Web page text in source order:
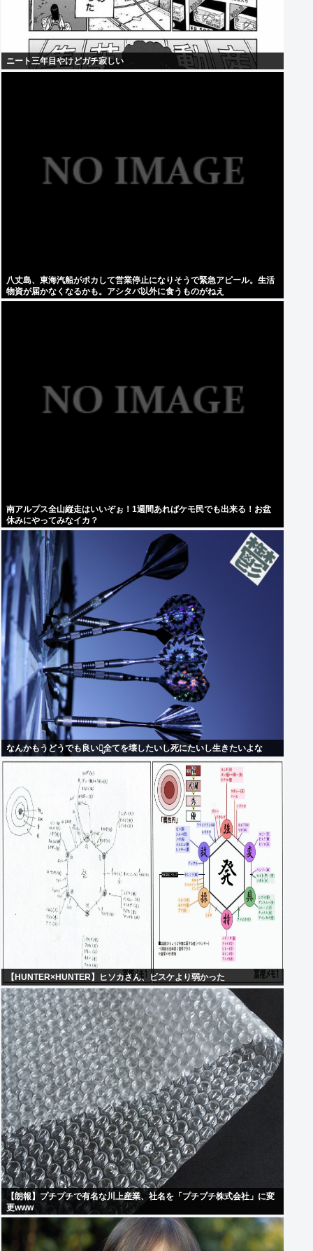
ニート三年目やけどガチ寂しい
八丈島、東海汽船がポカして営業停止になりそうで緊急アピール。生活
物資が届かなくなるかも。アシタバ以外に食うものがねえ
南アルプス全山縦走はいいぞぉ！1週間あればケモ民でも出来る！お盆
休みにやってみなイカ？
なんかもうどうでも良いし̤̬全てを壊したいし死にたいし生きたいよな
【HUNTER×HUNTER】ヒソカさん、ビスケより弱かった
【朗報】プチプチで有名な川上産業、社名を「プチプチ株式会社」に変
更www